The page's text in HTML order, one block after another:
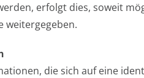
erfolgt dies, soweit
weitergegeben.
die sich auf eine